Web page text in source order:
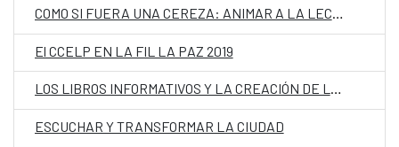
COMO SI FUERA UNA CEREZA: ANIMAR A LA LECTURA Y A LA CREACIÓN POÉTICA CON NIÑOS
El CCELP EN LA FIL LA PAZ 2019
LOS LIBROS INFORMATIVOS Y LA CREACIÓN DE LECTORES.
ESCUCHAR Y TRANSFORMAR LA CIUDAD